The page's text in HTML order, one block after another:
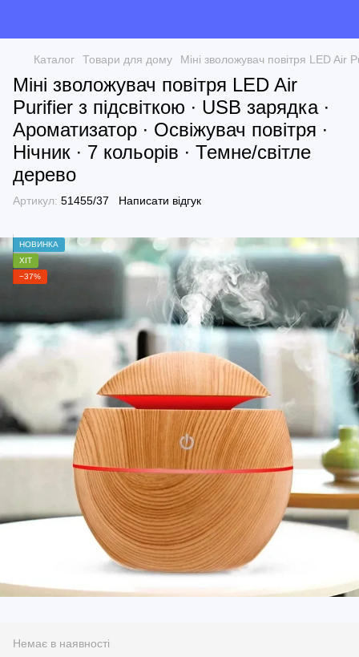
Каталог Товари для дому Міні зволожувач повітря LED Air
Міні зволожувач повітря LED Air
Purifier з підсвіткою ∙ USB зарядка ∙
Ароматизатор ∙ Освіжувач повітря ∙
Нічник ∙ 7 кольорів ∙ Темне/світле
дерево
Артикул: 51455/37 Написати відгук
НОВИНКА
ХІТ
−37%
Немає в наявності